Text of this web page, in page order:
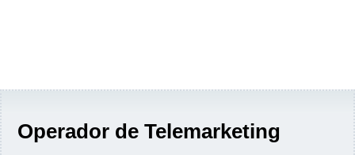
Operador de Telemarketing